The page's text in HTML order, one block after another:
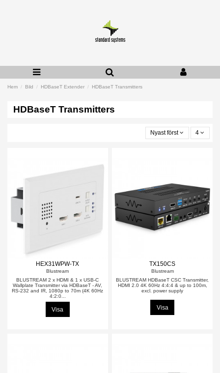
Hem Bild HDBaseT Extender HDBaseT Transmitters
HDBaseT Transmitters
Nyast först 4
HEX31WPW-TX
Blustream
BLUSTREAM 2 x HDMI & 1 x USB-C
Wallplate Transmitter via HDBaseT - AV,
RS-232 and IR, 1080p to 70m (4K 60Hz
4:2:0...
Visa
TX150CS
Blustream
BLUSTREAM HDBaseT CSC Transmitter,
HDMI 2.0 4K 60Hz 4:4:4 & up to 100m,
excl. power supply
Visa